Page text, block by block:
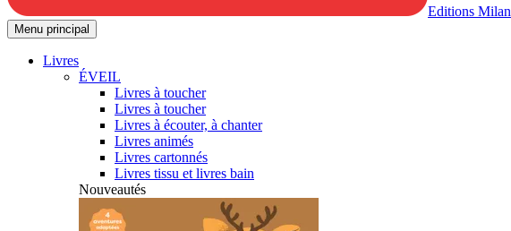
Editions Milan
Menu principal
Livres
ÉVEIL
Livres à toucher
Livres à toucher
Livres à écouter, à chanter
Livres animés
Livres cartonnés
Livres tissu et livres bain
Nouveautés